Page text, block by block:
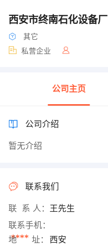
西安市终南石化设备厂
其它
私营企业
公司主页
公司介绍
暂无介绍
联系我们
联 系 人： 王先生
联系手机：
****
地 址： 西安